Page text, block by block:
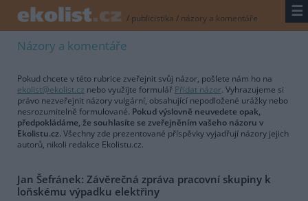
/ publicistika / názory a komentáře ☰
Názory a komentáře
Pokud chcete v této rubrice zveřejnit svůj názor, pošlete nám ho na
ekolist@ekolist.cz nebo využijte formulář Přidat názor. Vyhrazujeme si
právo nezveřejnit názory vulgární, obsahující nepodložené urážky nebo
nesrozumitelně formulované. Pokud výslovně neuvedete opak,
předpokládáme, že souhlasíte se zveřejněním vašeho názoru v
Ekolistu.cz. Všechny zde prezentované příspěvky vyjadřují názory jejich
autorů, nikoli redakce Ekolistu.cz.
Jan Šefránek: Závěrečná zpráva pracovní skupiny k
loňskému výpadku elektřiny